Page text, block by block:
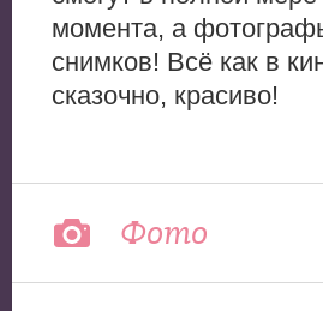
момента, а
снимков! Всё как в
сказочно, красиво!
Фото